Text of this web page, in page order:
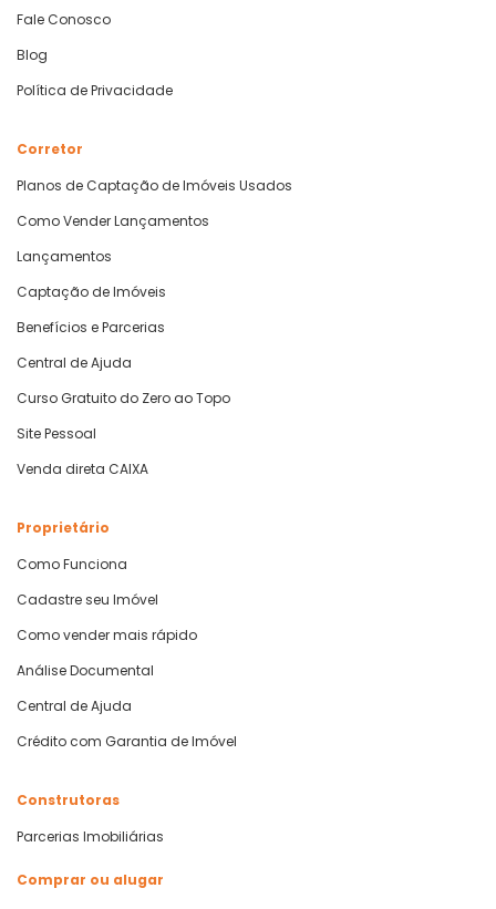
Fale Conosco
Blog
Política de Privacidade
Corretor
Planos de Captação de Imóveis Usados
Como Vender Lançamentos
Lançamentos
Captação de Imóveis
Benefícios e Parcerias
Central de Ajuda
Curso Gratuito do Zero ao Topo
Site Pessoal
Venda direta CAIXA
Proprietário
Como Funciona
Cadastre seu Imóvel
Como vender mais rápido
Análise Documental
Central de Ajuda
Crédito com Garantia de Imóvel
Construtoras
Parcerias Imobiliárias
Comprar ou alugar